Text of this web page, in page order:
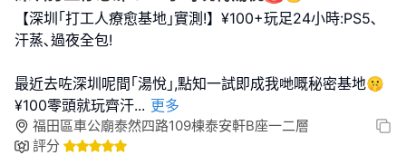
【深圳｢打工人療愈基地｣實測!】¥100+玩足24小時:PS5､
汗蒸､過夜全包!
最近去咗深圳呢間｢湯悅｣,點知一試即成我哋嘅秘密基地🤫
¥100零頭就玩齊汗... 更多
福田區車公廟泰然四路109棟泰安軒B座一二層
評分